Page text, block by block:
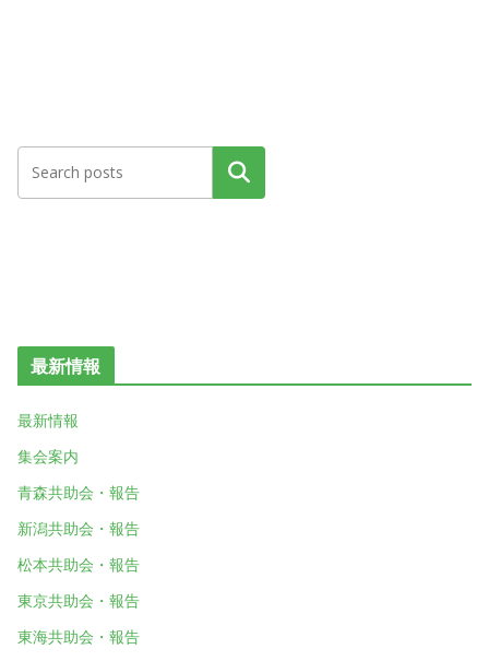
検索
最新情報
最新情報
集会案内
青森共助会・報告
新潟共助会・報告
松本共助会・報告
東京共助会・報告
東海共助会・報告